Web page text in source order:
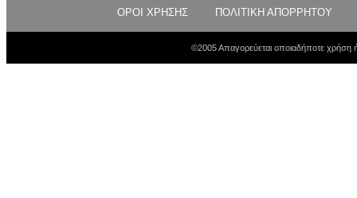
ΟΡΟΙ ΧΡΗΣΗΣ ΠΟΛΙΤΙΚΗ ΑΠΟΡΡΗΤΟΥ
©2005 Απαγορεύεται οποιαδήποτε χρήση